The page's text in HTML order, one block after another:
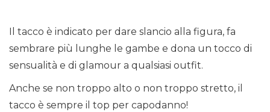
Il tacco è indicato per dare slancio alla figura, fa
sembrare più lunghe le gambe e dona un tocco di
sensualità e di glamour a qualsiasi outfit.
Anche se non troppo alto o non troppo stretto, il
tacco è sempre il top per capodanno!